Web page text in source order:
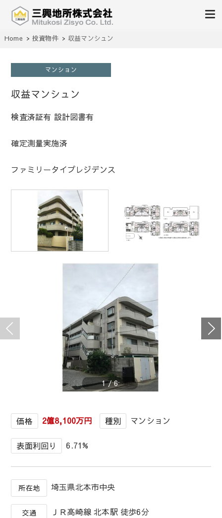
三興地所株式会社
不動産の売買、賃貸、仲介、管理
Home 投資物件 収益マンシュン
マンション
収益マンシュン
検査済証有 設計図書有
確定測量実施済
ファミリータイプレジデンス
1/6
価格 2億8,100万円 種別 マンション
表面利回り 6.71%
所在地 埼玉県北本市中央
交通 ＪＲ高崎線 北本駅 徒歩6分